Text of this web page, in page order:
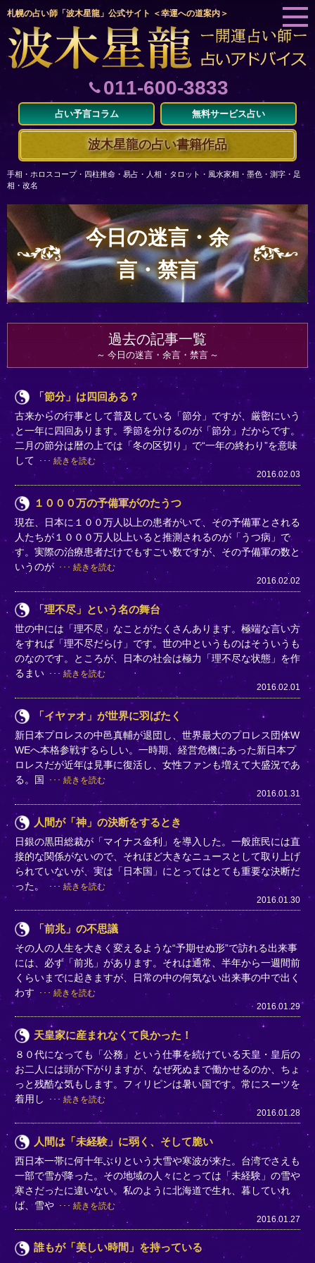
札幌の占い師「波木星龍」公式サイト ＜幸運への道案内＞
011-600-3833
占い予言コラム 無料サービス占い
波木星龍の占い書籍作品
手相・ホロスコープ・四柱推命・易占・人相・タロット・風水家相・墨色・測字・足
相・改名
今日の迷言・余
言・禁言
過去の記事一覧
今日の迷言・余言・禁言
「節分」は四回ある？
古来からの行事として普及している「節分」ですが、厳密にいう
と一年に四回あります。季節を分けるのが「節分」だからです。
二月の節分は暦の上では「冬の区切り」で“一年の終わり”を意味
して
続きを読む
2016.02.03
１０００万の予備軍がのたうつ
現在、日本に１００万人以上の患者がいて、その予備軍とされる
人たちが１０００万人以上いると推測されるのが「うつ病」で
す。実際の治療患者だけでもすごい数ですが、その予備軍の数と
いうのが
続きを読む
2016.02.02
「理不尽」という名の舞台
世の中には「理不尽」なことがたくさんあります。極端な言い方
をすれば「理不尽だらけ」です。世の中というものはそういうも
のなのです。ところが、日本の社会は極力「理不尽な状態」を作
るまい
続きを読む
2016.02.01
「イヤァオ」が世界に羽ばたく
新日本プロレスの中邑真輔が退団し、世界最大のプロレス団体W
WEへ本格参戦するらしい。一時期、経営危機にあった新日本プ
ロレスだが近年は見事に復活し、女性ファンも増えて大盛況であ
る。国
続きを読む
2016.01.31
人間が「神」の決断をするとき
日銀の黒田総裁が「マイナス金利」を導入した。一般庶民には直
接的な関係がないので、それほど大きなニュースとして取り上げ
られていないが、実は「日本国」にとってはとても重要な決断だ
った。
続きを読む
2016.01.30
「前兆」の不思議
その人の人生を大きく変えるような“予期せぬ形”で訪れる出来事
には、必ず「前兆」があります。それは通常、半年から一週間前
くらいまでに起きますが、日常の中の何気ない出来事の中で出く
わす
続きを読む
2016.01.29
天皇家に産まれなくて良かった！
８０代になっても「公務」という仕事を続けている天皇・皇后の
お二人には頭が下がりますが、なぜ死ぬまで働かせるのか、ちょ
っと残酷な気もします。フィリピンは暑い国です。常にスーツを
着用し
続きを読む
2016.01.28
人間は「未経験」に弱く、そして脆い
西日本一帯に何十年ぶりという大雪や寒波が来た。台湾でさえも
一部で雪が降った。その地域の人々にとっては「未経験」の雪や
寒さだったに違いない。私のように北海道で生れ、暮していれ
ば、雪や
続きを読む
2016.01.27
誰もが「美しい時間」を持っている